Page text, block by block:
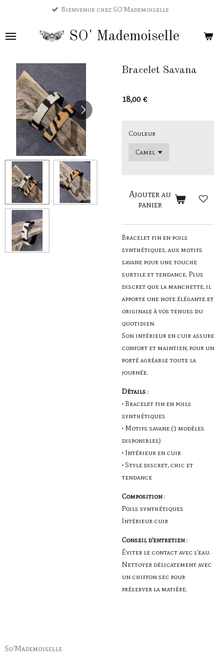
contenu
SO' Mademoiselle
Bienvenue chez SO'Mademoiselle
Bracelet Savana
18,00 €
Couleur
Ajouter au
panier
Bracelet fin en poils
synthétiques, aux motifs
savane pour une touche
subtile et tendance. Plus
discret que la manchette, il
apporte une note élégante et
originale à vos tenues du
quotidien.
Son intérieur en cuir assure
confort et maintien, pour un
porté agréable toute la
journée.
Détails :
• Bracelet fin en poils
synthétiques
• Motifs savane (3 modèles
disponibles)
• Intérieur en cuir
• Style discret, chic et
tendance
Composition:
Poils synthétiques
Intérieur cuir
Conseil d’entretien:
Éviter le contact avec l’eau.
Nettoyer délicatement avec
un chiffon sec pour
préserver la matière.
So'Mademoiselle